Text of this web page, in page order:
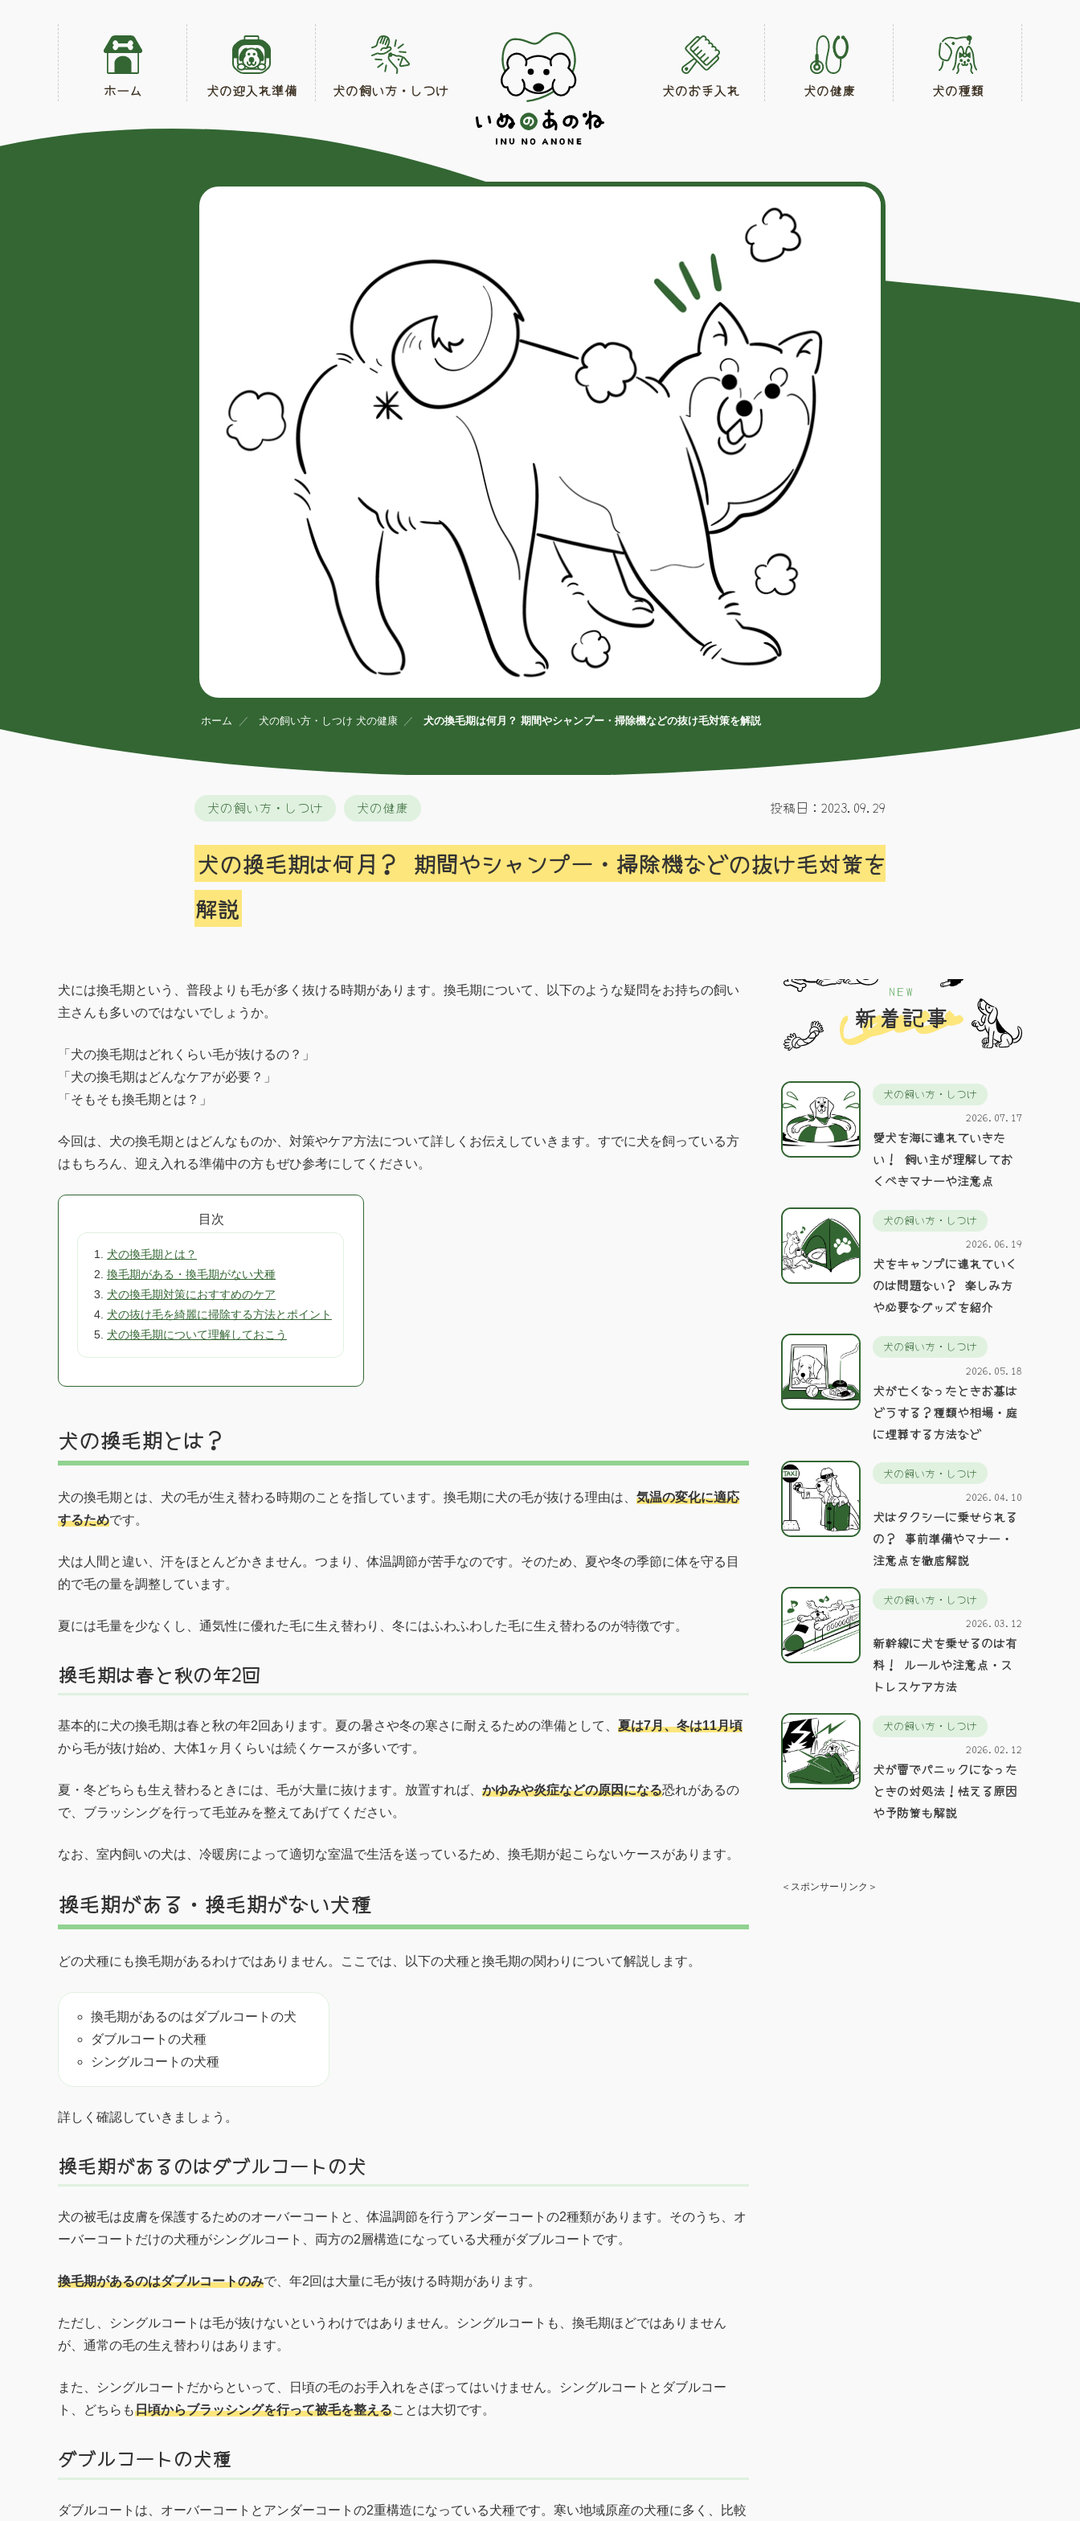
ホーム 犬の迎入れ準備 犬の飼い方・しつけ 犬のお手入れ 犬の健康 犬の種類
ホーム 犬の飼い方・しつけ 犬の健康 犬の換毛期は何月？ 期間やシャンプー・掃除機などの抜け毛対策を解説
犬の飼い方・しつけ 犬の健康 投稿日：2023.09.29
犬の換毛期は何月？ 期間やシャンプー・掃除機などの抜け毛対策を
解説
犬には換毛期という、普段よりも毛が多く抜ける時期があります。換毛期について、以下のような疑問をお持ちの飼い
主さんも多いのではないでしょうか。
「犬の換毛期はどれくらい毛が抜けるの？」
「犬の換毛期はどんなケアが必要？」
「そもそも換毛期とは？」
今回は、犬の換毛期とはどんなものか、対策やケア方法について詳しくお伝えしていきます。すでに犬を飼っている方
はもちろん、迎え入れる準備中の方もぜひ参考にしてください。
目次
犬の換毛期とは？
換毛期がある・換毛期がない犬種
犬の換毛期対策におすすめのケア
犬の抜け毛を綺麗に掃除する方法とポイント
犬の換毛期について理解しておこう
犬の換毛期とは？
犬の換毛期とは、犬の毛が生え替わる時期のことを指しています。換毛期に犬の毛が抜ける理由は、 気温の変化に適応
するためです。
犬は人間と違い、汗をほとんどかきません。つまり、体温調節が苦手なのです。そのため、夏や冬の季節に体を守る目
的で毛の量を調整しています。
夏には毛量を少なくし、通気性に優れた毛に生え替わり、冬にはふわふわした毛に生え替わるのが特徴です。
換毛期は春と秋の年2回
基本的に犬の換毛期は春と秋の年2回あります。夏の暑さや冬の寒さに耐えるための準備として、 夏は7月、冬は11月頃
から毛が抜け始め、大体1ヶ月くらいは続くケースが多いです。
夏・冬どちらも生え替わるときには、毛が大量に抜けます。放置すれば、 かゆみや炎症などの原因になる恐れがあるの
で、ブラッシングを行って毛並みを整えてあげてください。
なお、室内飼いの犬は、冷暖房によって適切な室温で生活を送っているため、換毛期が起こらないケースがあります。
換毛期がある・換毛期がない犬種
どの犬種にも換毛期があるわけではありません。ここでは、以下の犬種と換毛期の関わりについて解説します。
換毛期があるのはダブルコートの犬
ダブルコートの犬種
シングルコートの犬種
詳しく確認していきましょう。
換毛期があるのはダブルコートの犬
犬の被毛は皮膚を保護するためのオーバーコートと、体温調節を行うアンダーコートの2種類があります。そのうち、オ
ーバーコートだけの犬種がシングルコート、両方の2層構造になっている犬種がダブルコートです。
換毛期があるのはダブルコートのみで、年2回は大量に毛が抜ける時期があります。
ただし、シングルコートは毛が抜けないというわけではありません。シングルコートも、換毛期ほどではありません
が、通常の毛の生え替わりはあります。
また、シングルコートだからといって、日頃の毛のお手入れをさぼってはいけません。シングルコートとダブルコー
ト、どちらも日頃からブラッシングを行って被毛を整えることは大切です。
ダブルコートの犬種
ダブルコートは、オーバーコートとアンダーコートの2重構造になっている犬種です。寒い地域原産の犬種に多く、比較
NEW
新着記事
犬の飼い方・しつけ
2026.07.17
愛犬を海に連れていきた
い！ 飼い主が理解してお
くべきマナーや注意点
犬の飼い方・しつけ
2026.06.19
犬をキャンプに連れていく
のは問題ない？ 楽しみ方
や必要なグッズを紹介
犬の飼い方・しつけ
2026.05.18
犬が亡くなったときお墓は
どうする？種類や相場・庭
に埋葬する方法など
犬の飼い方・しつけ
2026.04.10
犬はタクシーに乗せられる
の？ 事前準備やマナー・
注意点を徹底解説
犬の飼い方・しつけ
2026.03.12
新幹線に犬を乗せるのは有
料！ ルールや注意点・ス
トレスケア方法
犬の飼い方・しつけ
2026.02.12
犬が雷でパニックになった
ときの対処法！怯える原因
や予防策も解説
＜スポンサーリンク＞